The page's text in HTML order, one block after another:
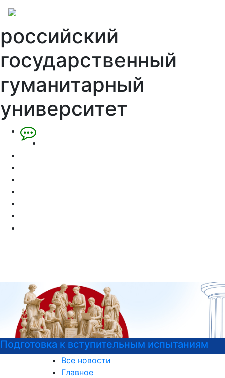
российский
государственный
гуманитарный
университет
Подготовка к вступительным испытаниям
Все новости
Главное